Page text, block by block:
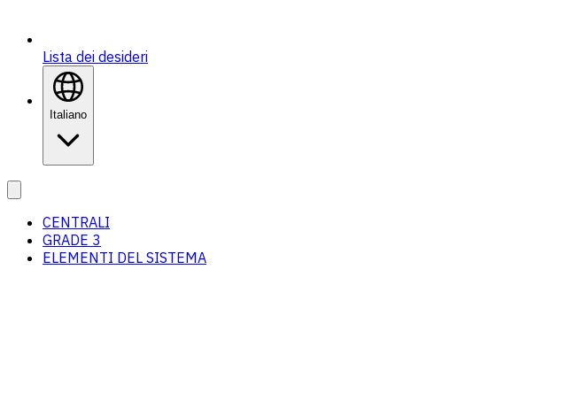
Lista dei desideri
Italiano
CENTRALI
GRADE 3
ELEMENTI DEL SISTEMA